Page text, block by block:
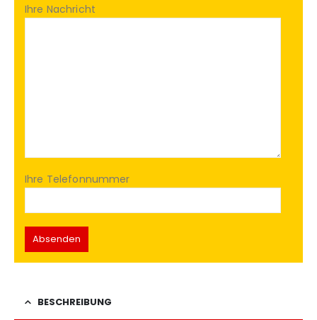
Ihre Nachricht
Ihre Telefonnummer
BESCHREIBUNG